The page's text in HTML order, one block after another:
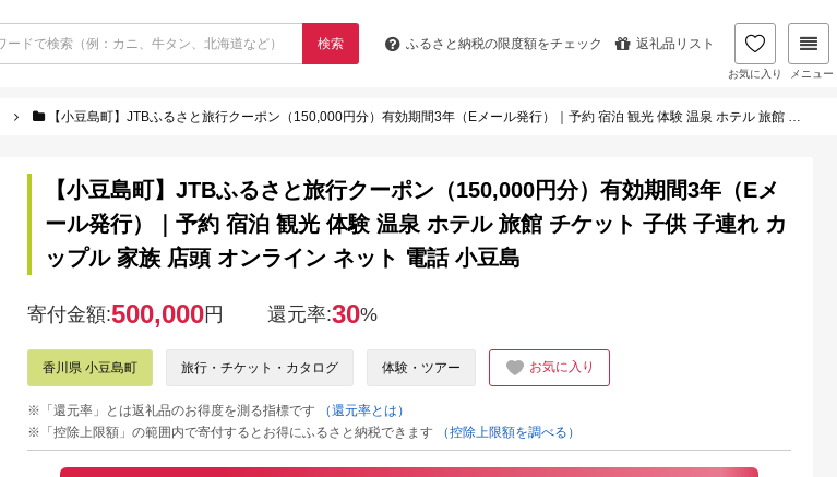
検索 ふるさと納税の限度額をチェック 返礼品リスト
お気に入り メニュー
【小豆島町】JTBふるさと旅行クーポン（150,000円分）有効期間3年（Eメール発行）｜予約 宿泊 観光 体験 温泉 ホテル 旅館 チケット 子供 子連れ カップル 家族 店頭 オンライン ネット 電話 小豆島
【小豆島町】JTBふるさと旅行クーポン（150,000円分）有効期間3年（Eメ
ール発行）｜予約 宿泊 観光 体験 温泉 ホテル 旅館 チケット 子供 子連れ カ
ップル 家族 店頭 オンライン ネット 電話 小豆島
寄付金額:500,000円 還元率:30%
香川県 小豆島町 旅行・チケット・カタログ 体験・ツアー お気に入り
※「還元率」とは返礼品のお得度を測る指標です
（還元率とは）
※「控除上限額」の範囲内で寄付するとお得にふるさと納税できます
（控除上限額を調べる）